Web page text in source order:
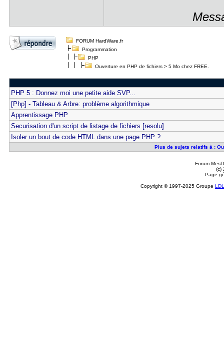
FORUM HardWare.fr
Programmation
PHP
Ouverture en PHP de fichiers > 5 Mo chez FREE.
PHP 5 : Donnez moi une petite aide SVP...
[Php] - Tableau & Arbre: problème algorithmique
Apprentissage PHP
Securisation d'un script de listage de fichiers [resolu]
Isoler un bout de code HTML dans une page PHP ?
Plus de sujets relatifs à :
Forum
(c)
Page
Copyright © 1997-2025 Groupe